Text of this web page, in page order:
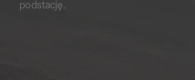
podstację.